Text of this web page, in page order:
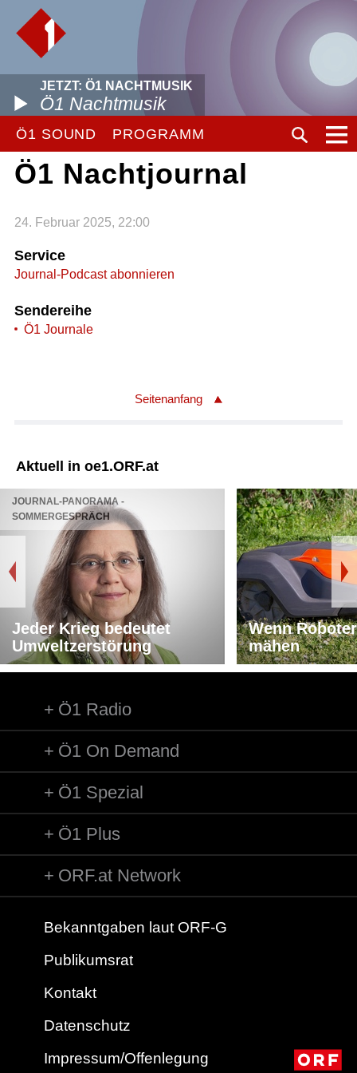
JETZT: Ö1 NACHTMUSIK
Ö1 Nachtmusik
Ö1 SOUND PROGRAMM
Ö1 Nachtjournal
24. Februar 2025, 22:00
Service
Journal-Podcast abonnieren
Sendereihe
Ö1 Journale
Seitenanfang
Aktuell in oe1.ORF.at
JOURNAL-PANORAMA -
SOMMERGESPRÄCH
Jeder Krieg bedeutet
Umweltzerstörung
Wenn
mähen
Ö1 Radio
Ö1 On Demand
Ö1 Spezial
Ö1 Plus
ORF.at Network
Bekanntgaben laut ORF-G
Publikumsrat
Kontakt
Datenschutz
Impressum/Offenlegung